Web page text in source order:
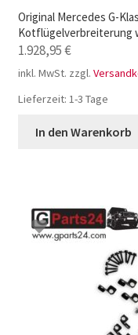
Original Mercedes G-
Kotflügelverbreiterung
1.928,95€
inkl. MwSt. zzgl.
Lieferzeit: 1-3 Tage
In den Warenkorb